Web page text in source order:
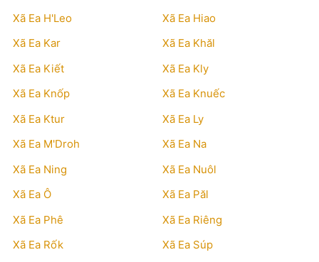
Xã Ea H'Leo
Xã Ea Hiao
Xã Ea Kar
Xã Ea Khăl
Xã Ea Kiết
Xã Ea Kly
Xã Ea Knốp
Xã Ea Knuếc
Xã Ea Ktur
Xã Ea Ly
Xã Ea M'Droh
Xã Ea Na
Xã Ea Ning
Xã Ea Nuôl
Xã Ea Ô
Xã Ea Păl
Xã Ea Phê
Xã Ea Riêng
Xã Ea Rốk
Xã Ea Súp